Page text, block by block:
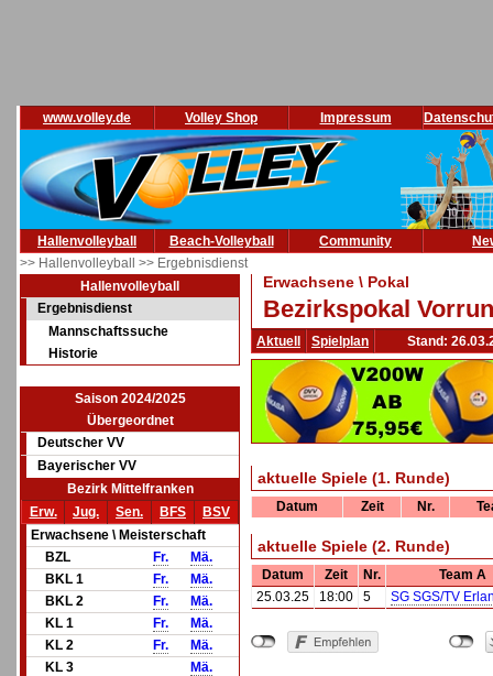
www.volley.de Volley Shop Impressum
Hallenvolleyball Beach-Volleyball Community
>> Hallenvolleyball >> Ergebnisdienst
Hallenvolleyball
Ergebnisdienst
Mannschaftssuche
Historie
Saison 2024/2025
Übergeordnet
Deutscher VV
Bayerischer VV
Bezirk Mittelfranken
Erw.
Jug. Sen. BFS
BSV
Erwachsene \ Meisterschaft
BZL
Fr.
Mä.
BKL 1
Fr.
Mä.
BKL 2
Fr.
Mä.
KL 1
Fr.
Mä.
KL 2
Fr.
Mä.
KL 3
Mä.
Erwachsene \ Pokal
Bezirkspokal
Aktuell Spielplan Stand:
aktuelle Spiele (1. Runde)
Datum Zeit Nr.
aktuelle Spiele (2. Runde)
Datum Zeit Nr.
Team A
25.03.25
18:00 5 SG SGS/TV